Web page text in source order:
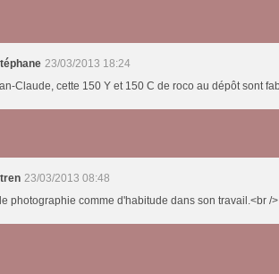
23/03/2013 18:24
Claude, cette 150 Y et 150 C de roco au dépôt sont
23/03/2013 08:48
photographie comme d'habitude dans son travail.<br /